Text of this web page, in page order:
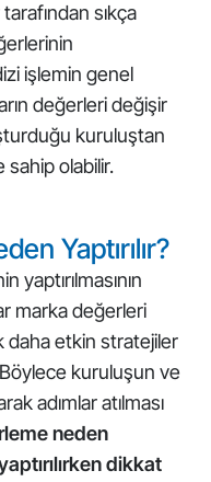
sıkça
işlemin genel
değerleri değişir
kuruluştan
olabilir.
Yaptırılır?
yaptırılmasının
marka değerleri
daha etkin stratejiler
Böylece kuruluşun ve
adımlar atılması
neden
dikkat